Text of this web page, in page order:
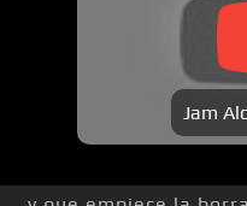
Jam